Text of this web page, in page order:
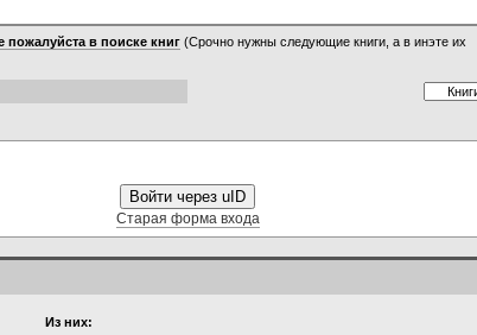
пожалуйста в поиске книг (Срочно нужны следующие книги, а в инэте их
Войти через uID
Старая форма входа
Из них: